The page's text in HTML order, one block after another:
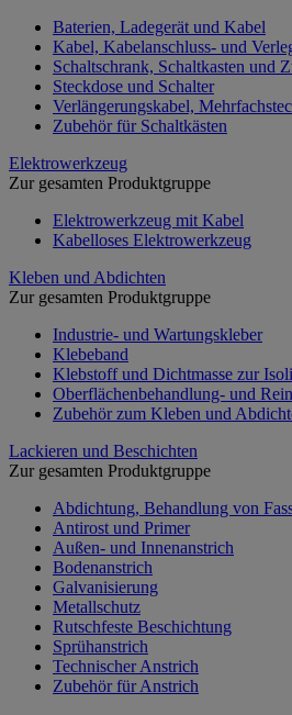
Baterien, Ladegerät und Kabel
Kabel, Kabelanschluss- und
Schaltschrank, Schaltkasten und
Steckdose und Schalter
Verlängerungskabel,
Zubehör für Schaltkästen
Elektrowerkzeug
Zur gesamten Produktgruppe
Elektrowerkzeug mit Kabel
Kabelloses Elektrowerkzeug
Kleben und Abdichten
Zur gesamten Produktgruppe
Industrie- und Wartungskleber
Klebeband
Klebstoff und Dichtmasse zur
Oberflächenbehandlung- und
Zubehör zum Kleben und
Lackieren und Beschichten
Zur gesamten Produktgruppe
Abdichtung, Behandlung von
Antirost und Primer
Außen- und Innenanstrich
Bodenanstrich
Galvanisierung
Metallschutz
Rutschfeste Beschichtung
Sprühanstrich
Technischer Anstrich
Zubehör für Anstrich